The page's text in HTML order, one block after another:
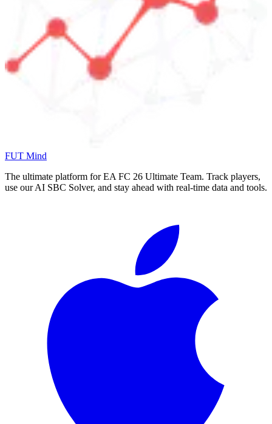
FUT Mind
The ultimate platform for EA FC 26 Ultimate Team. Track players,
use our AI SBC Solver, and stay ahead with real-time data and tools.